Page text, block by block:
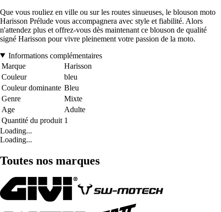
Que vous rouliez en ville ou sur les routes sinueuses, le blouson moto
Harisson Prélude vous accompagnera avec style et fiabilité. Alors
n'attendez plus et offrez-vous dès maintenant ce blouson de qualité
signé Harisson pour vivre pleinement votre passion de la moto.
Informations complémentaires
Marque
Harisson
Couleur
bleu
Couleur dominante Bleu
Genre
Mixte
Age
Adulte
Quantité du produit 1
Loading...
Loading...
Toutes nos marques